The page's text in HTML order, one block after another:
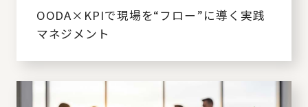
OODA×KPIで現場を“フロー”に導く実践
マネジメント